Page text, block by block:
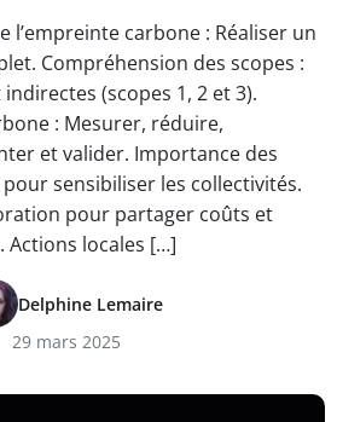
l’empreinte carbone : Réaliser un
Compréhension des scopes :
(scopes 1, 2 et 3).
: Mesurer, réduire,
et valider. Importance des
sensibiliser les collectivités.
pour partager coûts et
Actions locales […]
Delphine Lemaire
29 mars 2025